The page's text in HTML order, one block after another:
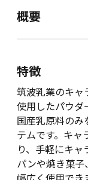
概要
特徴
筑波乳業のキャ
使用したパウダ
国産乳原料のみ
テムです。キャ
り、手軽にキャ
パンや焼き菓子